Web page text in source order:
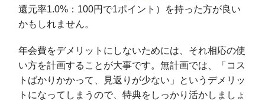
還元率1.0%：100円で1ポイント）を持った方が良い
かもしれません。
年会費をデメリットにしないためには、それ相応の使
い方を計画することが大事です。無計画では、「コス
トばかりかかって、見返りが少ない」というデメリッ
トになってしまうので、特典をしっかり活かしましょ